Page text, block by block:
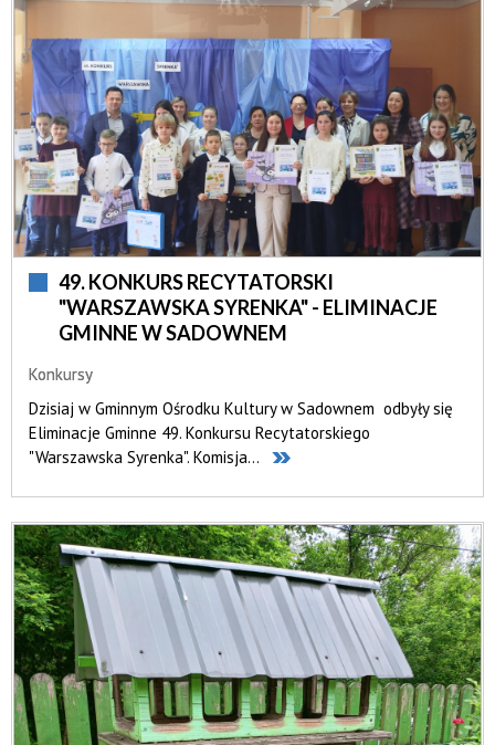
49. KONKURS RECYTATORSKI
"WARSZAWSKA SYRENKA" - ELIMINACJE
GMINNE W SADOWNEM
Konkursy
Dzisiaj w Gminnym Ośrodku Kultury w Sadownem odbyły się
Eliminacje Gminne 49. Konkursu Recytatorskiego
"Warszawska Syrenka". Komisja...